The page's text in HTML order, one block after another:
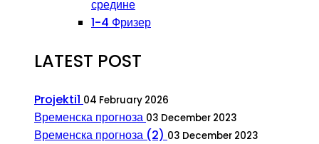
средине
1-4 Фризер
LATEST POST
Projekti1 04 February 2026
Временска прогноза 03 December 2023
Временска прогноза (2) 03 December 2023